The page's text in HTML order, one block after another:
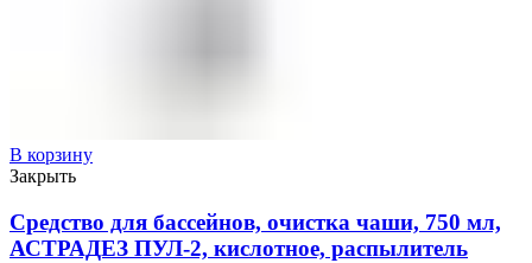
В корзину
Закрыть
Средство для бассейнов, очистка чаши, 750 мл,
АСТРАДЕЗ ПУЛ-2, кислотное, распылитель